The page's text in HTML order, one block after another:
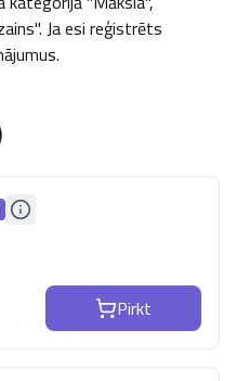
Ja esi reģistrēts
Pirkt